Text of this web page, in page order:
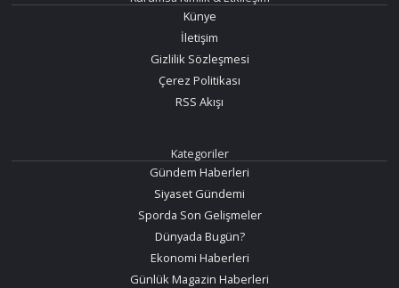
Künye
İletişim
Gizlilik Sözleşmesi
Çerez Politikası
RSS Akışı
Kategoriler
Gündem Haberleri
Siyaset Gündemi
Sporda Son Gelişmeler
Dünyada Bugün?
Ekonomi Haberleri
Günlük Magazin Haberleri